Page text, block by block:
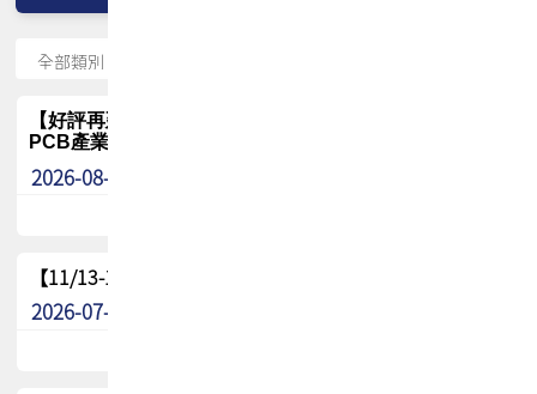
【好評再延長】PCB GPT 全面開放體驗延長到8月!!
PCB產業專屬 AI 知識平台
2026-08-04
【11/13-15】2026 TPCA 百岳登頂_南橫三星
2026-07-22